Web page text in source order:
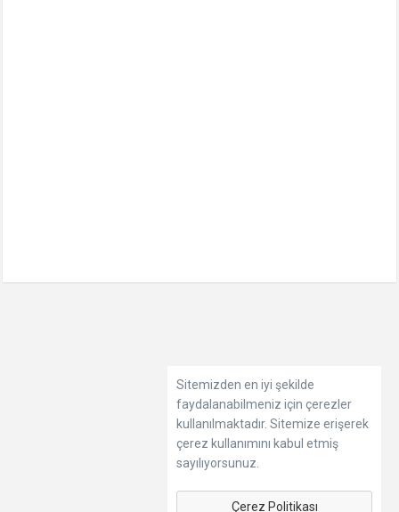
Sitemizden en iyi şekilde
faydalanabilmeniz için çerezler
kullanılmaktadır. Sitemize erişerek
çerez kullanımını kabul etmiş
sayılıyorsunuz.
Çerez Politikası